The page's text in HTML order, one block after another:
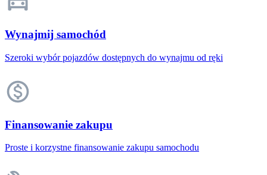
Wynajmij samochód
Szeroki wybór pojazdów dostępnych do wynajmu od ręki
Finansowanie zakupu
Proste i korzystne finansowanie zakupu samochodu